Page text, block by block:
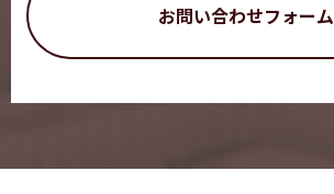
お問い合わせフォーム